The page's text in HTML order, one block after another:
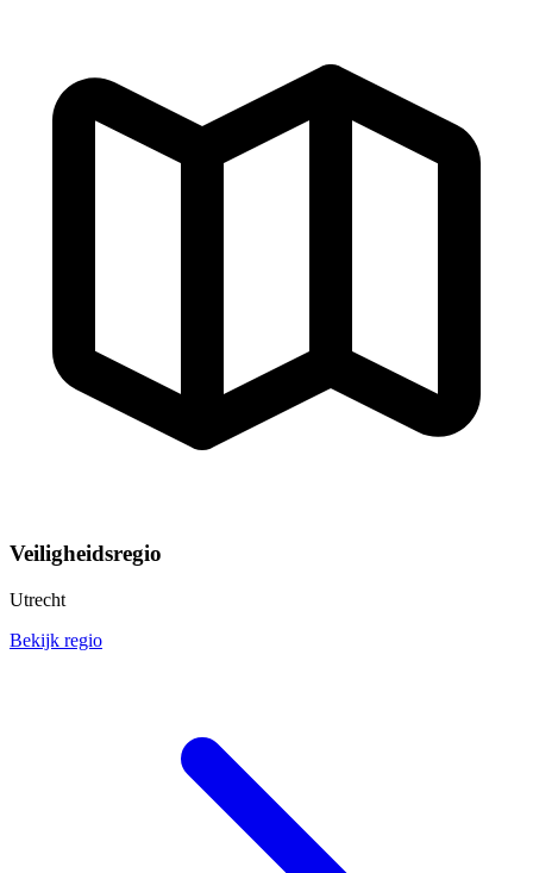
Veiligheidsregio
Utrecht
Bekijk regio